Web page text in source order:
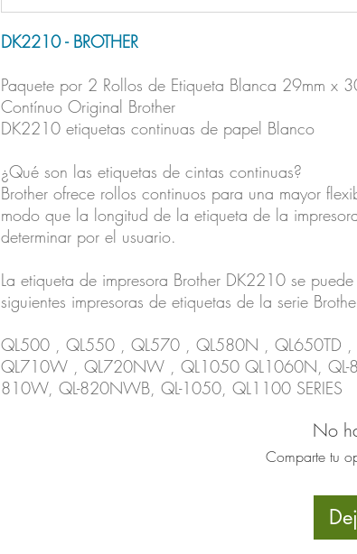
DK2210 - BROTHER
Paquete por 2 Rollos de Etiqueta Blanca 29mm x
Contínuo Original Brother
DK2210 etiquetas continuas de papel Blanco
¿Qué son las etiquetas de cintas continuas?
Brother ofrece rollos continuos para una mayor
modo que la longitud de la etiqueta de la
determinar por el usuario.
La etiqueta de impresora Brother DK2210 se
siguientes impresoras de etiquetas de la serie
QL500 , QL550 , QL570 , QL580N , QL650TD ,
QL710W , QL720NW , QL1050 QL1060N, QL-
810W, QL-820NWB, QL-1050, QL1100 SERIES
No
Comparte tu